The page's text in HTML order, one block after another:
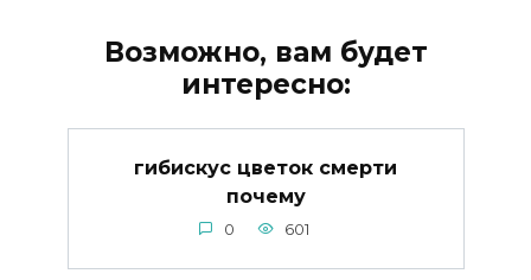
Возможно, вам будет
интересно:
гибискус цветок смерти
почему
0 601